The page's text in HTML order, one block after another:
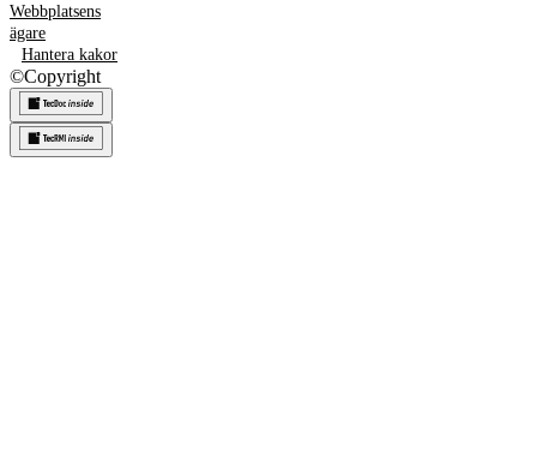
Webbplatsens
ägare
Hantera kakor
©Copyright